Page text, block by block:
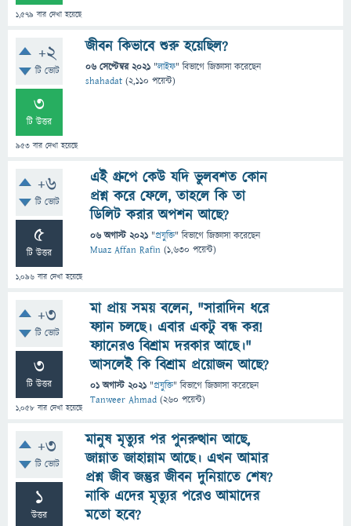
1,579 বার দেখা হয়েছে
+2
টি ভোট
3
টি উত্তর
953 বার দেখা হয়েছে
জীবন কিভাবে শুরু হয়েছিল?
06 সেপ্টেম্বর 2021 "লাইফ" বিভাগে জিজ্ঞাসাকরেছেন
shahadat (2,110 পয়েন্ট)
+6
টি ভোট
5
টি উত্তর
1,096 বার দেখা হয়েছে
এই গ্রুপে কেউ যদি ভুলবশত কোন
প্রশ্ন করে ফেলে, তাহলে কি তা
ডিলিট করার অপশন আছে?
06 অগাস্ট 2021 "প্রযুক্তি" বিভাগে জিজ্ঞাসাকরেছেন
Muaz Affan Rafin (1,630 পয়েন্ট)
+3
টি ভোট
3
টি উত্তর
1,058 বার দেখা হয়েছে
মা প্রায় সময় বলেন, "সারাদিন ধরে
ফ্যান চলছে। এবার একটু বন্ধ কর!
ফ্যানেরও বিশ্রাম দরকার আছে।"
আসলেই কি বিশ্রাম প্রয়োজন আছে?
01 অগাস্ট 2021 "প্রযুক্তি" বিভাগে জিজ্ঞাসাকরেছেন
Tanweer Ahmad (260 পয়েন্ট)
+3
টি ভোট
1
উত্তর
মানুষ মৃত্যুর পর পুনরুত্থান আছে,
জান্নাত জাহান্নাম আছে। এখন আমার
প্রশ্ন জীব জন্তুর জীবন দুনিয়াতে শেষ?
নাকি এদের মৃত্যুর পরেও আমাদের
মতো হবে?